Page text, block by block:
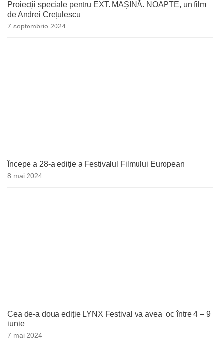
Proiecții speciale pentru EXT. MAȘINĂ. NOAPTE, un film
de Andrei Crețulescu
7 septembrie 2024
Începe a 28-a ediție a Festivalul Filmului European
8 mai 2024
Cea de-a doua ediție LYNX Festival va avea loc între 4 – 9
iunie
7 mai 2024